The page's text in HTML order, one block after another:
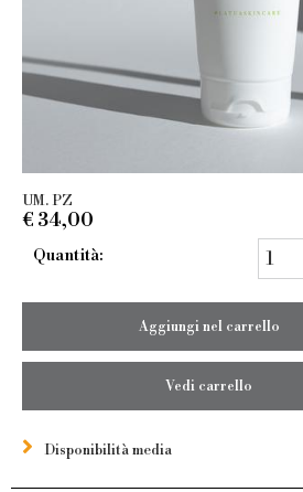
UM. PZ
€ 34,00
Quantità:
Aggiungi nel carrello
Vedi carrello
Disponibilità media